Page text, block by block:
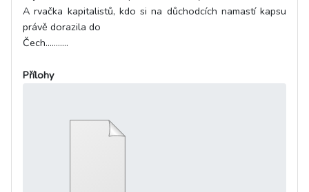
A rvačka kapitalistů, kdo si na důchodcích namastí kapsu
právě dorazila do
Čech...........
Přílohy